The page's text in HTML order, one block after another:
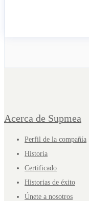
Acerca de Supmea
Perfil de la compañía
Historia
Certificado
Historias de éxito
Únete a nosotros